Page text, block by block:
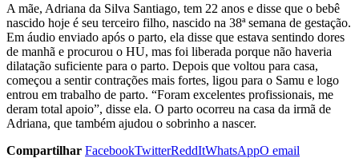
A mãe, Adriana da Silva Santiago, tem 22 anos e disse que o bebê
nascido hoje é seu terceiro filho, nascido na 38ª semana de gestação.
Em áudio enviado após o parto, ela disse que estava sentindo dores
de manhã e procurou o HU, mas foi liberada porque não haveria
dilatação suficiente para o parto. Depois que voltou para casa,
começou a sentir contrações mais fortes, ligou para o Samu e logo
entrou em trabalho de parto. “Foram excelentes profissionais, me
deram total apoio”, disse ela. O parto ocorreu na casa da irmã de
Adriana, que também ajudou o sobrinho a nascer.
Compartilhar FacebookTwitterReddItWhatsAppO email